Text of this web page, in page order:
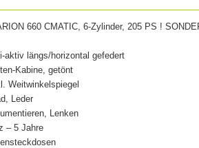
660 CMATIC, 6-Zylinder, 205 PS !
aktiv längs/horizontal gefedert
Kabine, getönt
Weitwinkelspiegel
Leder
Lenken
– 5 Jahre